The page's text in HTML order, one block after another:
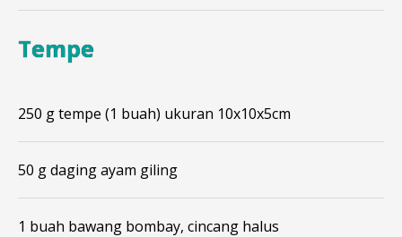
Tempe
250 g tempe (1 buah) ukuran 10x10x5cm
50 g daging ayam giling
1 buah bawang bombay, cincang halus